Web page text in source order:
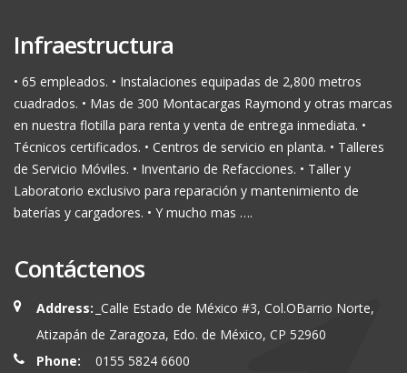
Infraestructura
• 65 empleados. • Instalaciones equipadas de 2,800 metros
cuadrados. • Mas de 300 Montacargas Raymond y otras marcas
en nuestra flotilla para renta y venta de entrega inmediata. •
Técnicos certificados. • Centros de servicio en planta. • Talleres
de Servicio Móviles. • Inventario de Refacciones. • Taller y
Laboratorio exclusivo para reparación y mantenimiento de
baterías y cargadores. • Y mucho mas ….
Contáctenos
Address: _Calle Estado de México #3, Col.OBarrio Norte,
Atizapán de Zaragoza, Edo. de México, CP 52960
Phone:
0155 5824 6600